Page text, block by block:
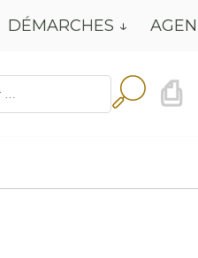
DÉMARCHES
⎙